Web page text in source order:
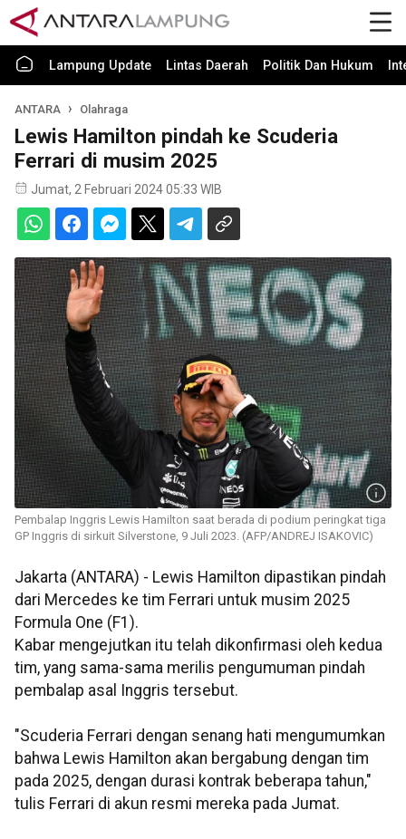
Lampung Update Lintas Daerah Politik Dan Hukum
ANTARA Olahraga
Lewis Hamilton pindah ke Scuderia
Ferrari di musim 2025
Jumat, 2 Februari 2024 05:33 WIB
Pembalap Inggris Lewis Hamilton saat berada di podium peringkat tiga
GP Inggris di sirkuit Silverstone, 9 Juli 2023. (AFP/ANDREJ ISAKOVIC)
Jakarta (ANTARA) - Lewis Hamilton dipastikan pindah
dari Mercedes ke tim Ferrari untuk musim 2025
Formula One (F1).
Kabar mengejutkan itu telah dikonfirmasi oleh kedua
tim, yang sama-sama merilis pengumuman pindah
pembalap asal Inggris tersebut.
"Scuderia Ferrari dengan senang hati mengumumkan
bahwa Lewis Hamilton akan bergabung dengan tim
pada 2025, dengan durasi kontrak beberapa tahun,"
tulis Ferrari di akun resmi mereka pada Jumat.